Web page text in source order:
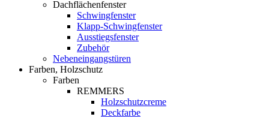
Dachflächenfenster
Schwingfenster
Klapp-Schwingfenster
Ausstiegsfenster
Zubehör
Nebeneingangstüren
Farben, Holzschutz
Farben
REMMERS
Holzschutzcreme
Deckfarbe